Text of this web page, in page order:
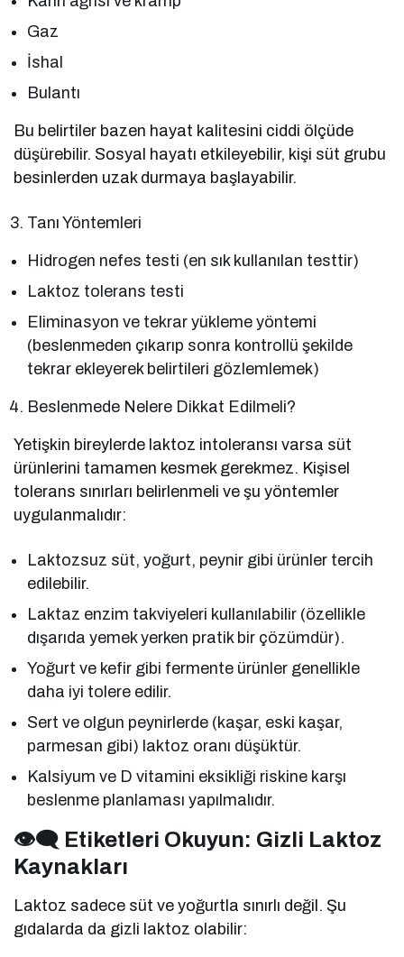
Gaz
İshal
Bulantı
Bu belirtiler bazen hayat kalitesini ciddi ölçüde
düşürebilir. Sosyal hayatı etkileyebilir, kişi süt grubu
besinlerden uzak durmaya başlayabilir.
Tanı Yöntemleri
Hidrogen nefes testi (en sık kullanılan testtir)
Laktoz tolerans testi
Eliminasyon ve tekrar yükleme yöntemi
(beslenmeden çıkarıp sonra kontrollü şekilde
tekrar ekleyerek belirtileri gözlemlemek)
Beslenmede Nelere Dikkat Edilmeli?
Yetişkin bireylerde laktoz intoleransı varsa süt
ürünlerini tamamen kesmek gerekmez. Kişisel
tolerans sınırları belirlenmeli ve şu yöntemler
uygulanmalıdır:
Laktozsuz süt, yoğurt, peynir gibi ürünler tercih
edilebilir.
Laktaz enzim takviyeleri kullanılabilir (özellikle
dışarıda yemek yerken pratik bir çözümdür).
Yoğurt ve kefir gibi fermente ürünler genellikle
daha iyi tolere edilir.
Sert ve olgun peynirlerde (kaşar, eski kaşar,
parmesan gibi) laktoz oranı düşüktür.
Kalsiyum ve D vitamini eksikliği riskine karşı
beslenme planlaması yapılmalıdır.
👁‍🗨 Etiketleri Okuyun: Gizli Laktoz
Kaynakları
Laktoz sadece süt ve yoğurtla sınırlı değil. Şu
gıdalarda da gizli laktoz olabilir: